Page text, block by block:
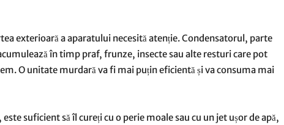
exterioară a aparatului necesită atenție. Condensatorul, parte
în timp praf, frunze, insecte sau alte resturi care pot
O unitate murdară va fi mai puțin eficientă și va consuma mai
suficient să îl cureți cu o perie moale sau cu un jet ușor de apă,